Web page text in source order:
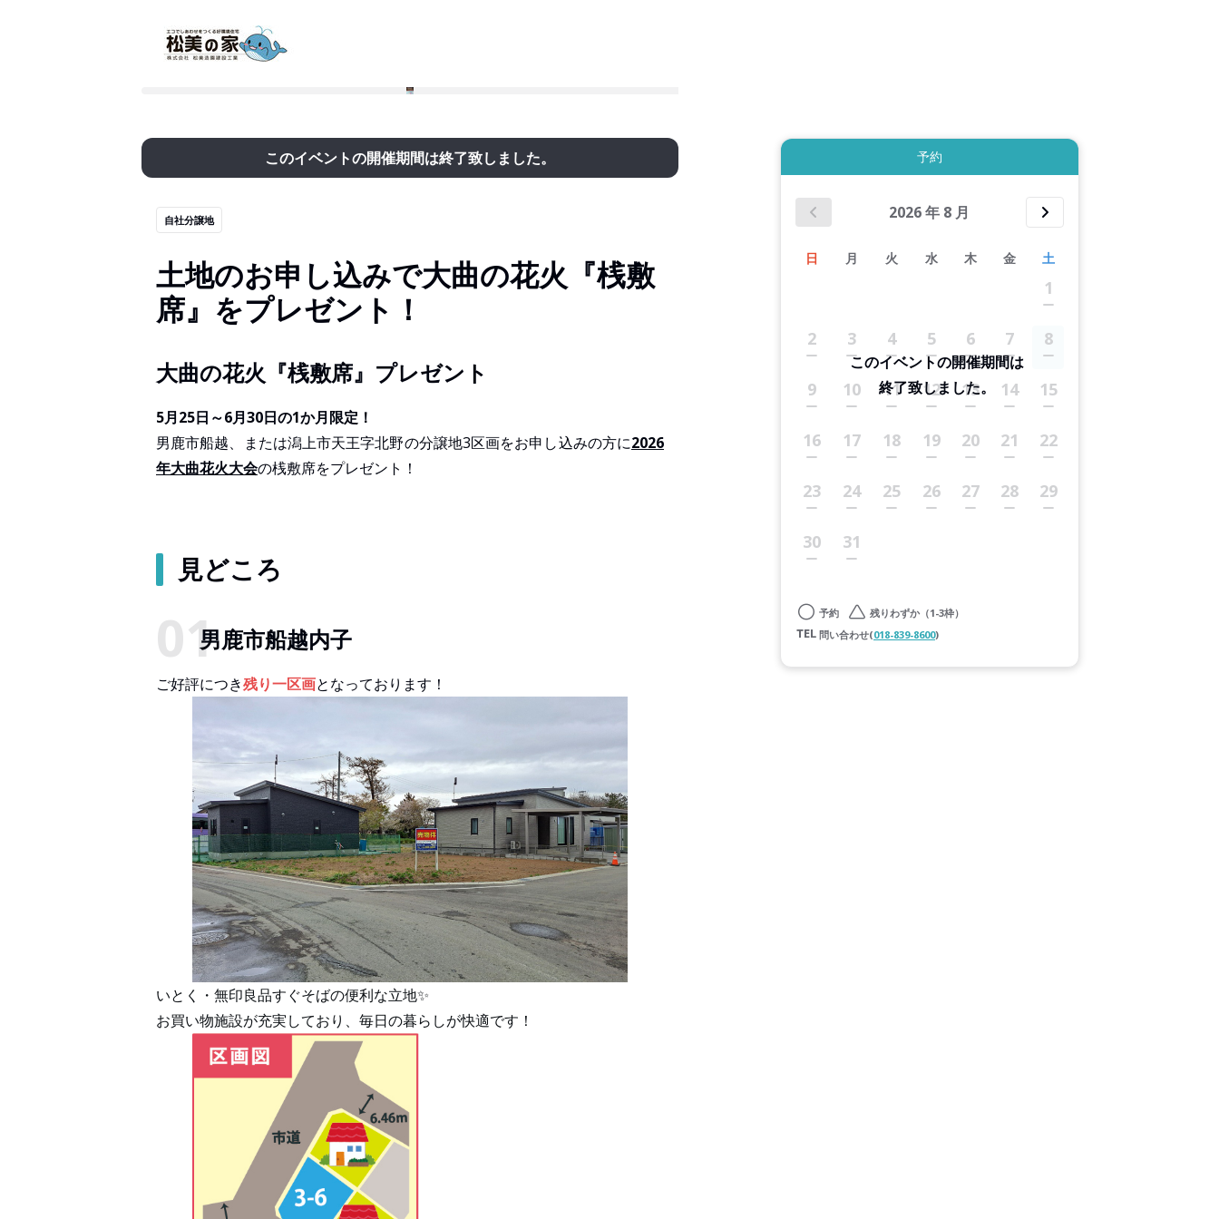
このイベントの開催期間は終了致しました。
自社分譲地
土地のお申し込みで大曲の花火『桟敷
席』をプレゼント！
大曲の花火『桟敷席』プレゼント
5月25日～6月30日の1か月限定！
男鹿市船越、または潟上市天王字北野の分譲地3区画をお申し込みの方に2026
年大曲花火大会の桟敷席をプレゼント！
見どころ
男鹿市船越内子
ご好評につき残り一区画となっております！
いとく・無印良品すぐそばの便利な立地✨
お買い物施設が充実しており、毎日の暮らしが快適です！
予約
2026年 8 月
日 月 火 水 木 金 土
1
2 3 4 5 6 7 8
9 10 11 12 13 14 15
16 17 18 19 20 21 22
23 24 25 26 27 28 29
30 31
このイベントの開催期間は
終了致しました。
予約
残りわずか（1-3枠）
問い合わせ(018-839-8600)